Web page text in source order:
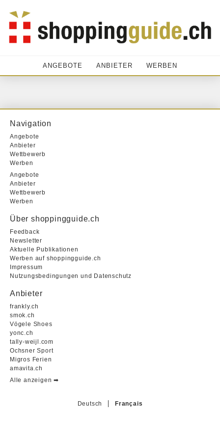
ANGEBOTE ANBIETER WERBEN
Navigation
Angebote
Anbieter
Wettbewerb
Werben
Angebote
Anbieter
Wettbewerb
Werben
Über shoppingguide.ch
Feedback
Newsletter
Aktuelle Publikationen
Werben auf shoppingguide.ch
Impressum
Nutzungsbedingungen und Datenschutz
Anbieter
frankly.ch
smok.ch
Vögele Shoes
yonc.ch
tally-weijl.com
Ochsner Sport
Migros Ferien
amavita.ch
Alle anzeigen ➡︎
Deutsch Français